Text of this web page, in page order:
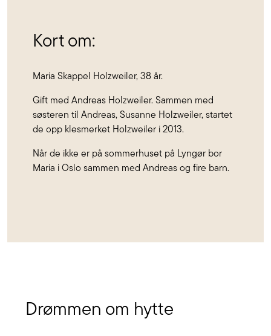
Kort om:
Maria Skappel Holzweiler, 38 år.
Gift med Andreas Holzweiler. Sammen med
søsteren til Andreas, Susanne Holzweiler, startet
de opp klesmerket Holzweiler i 2013.
Når de ikke er på sommerhuset på Lyngør bor
Maria i Oslo sammen med Andreas og fire barn.
Drømmen om hytte